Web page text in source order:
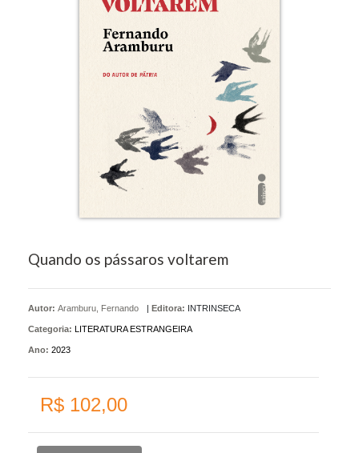
Quando os pássaros voltarem
Autor: Aramburu, Fernando Editora: INTRINSECA
Categoria: LITERATURA ESTRANGEIRA
Ano: 2023
R$ 102,00